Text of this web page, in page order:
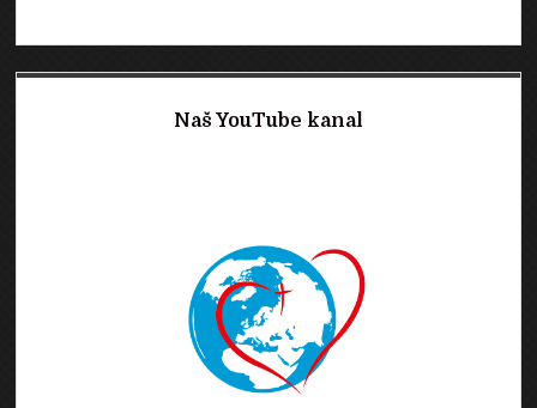
Naš YouTube kanal